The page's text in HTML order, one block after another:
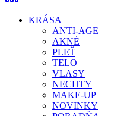
KRÁSA
ANTI-AGE
AKNÉ
PLEŤ
TELO
VLASY
NECHTY
MAKE-UP
NOVINKY